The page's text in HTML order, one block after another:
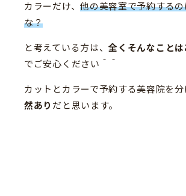
カラーだけ、他の美容室で予約する
な？
と考えている方は、全くそんなこと
でご安心ください＾＾
カットとカラーで予約する美容院を
然あり だと思います。